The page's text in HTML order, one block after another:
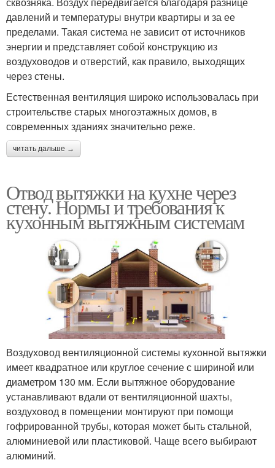
давлений и температуры внутри квартиры и за ее
пределами. Такая система не зависит от источников
энергии и представляет собой конструкцию из
воздуховодов и отверстий, как правило, выходящих
через стены.
Естественная вентиляция широко использовалась при
строительстве старых многоэтажных домов, в
современных зданиях значительно реже.
читать дальше →
Отвод вытяжки на кухне через
стену. Нормы и требования к
кухонным вытяжным системам
Воздуховод вентиляционной системы кухонной вытяжки
имеет квадратное или круглое сечение с шириной или
диаметром 130 мм. Если вытяжное оборудование
устанавливают вдали от вентиляционной шахты,
воздуховод в помещении монтируют при помощи
гофрированной трубы, которая может быть стальной,
алюминиевой или пластиковой. Чаще всего выбирают
алюминий.